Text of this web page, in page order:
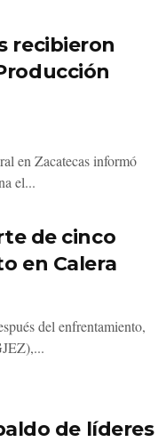
recibieron
en Zacatecas informó
el...
de cinco
en Calera
del enfrentamiento,
de líderes